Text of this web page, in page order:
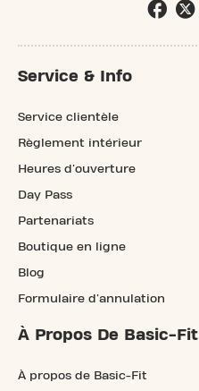
Service & Info
Service clientèle
Règlement intérieur
Heures d'ouverture
Day Pass
Partenariats
Boutique en ligne
Blog
Formulaire d'annulation
À Propos De Basic-Fit
À propos de Basic-Fit